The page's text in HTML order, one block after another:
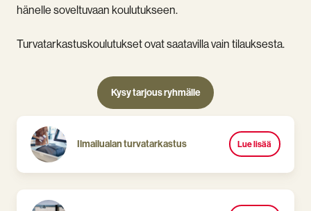
hänelle soveltuvaan koulutukseen.
Turvatarkastuskoulutukset ovat saatavilla vain tilauksesta.
Kysy tarjous ryhmälle
Ilmailualan turvatarkastus Lue lisää